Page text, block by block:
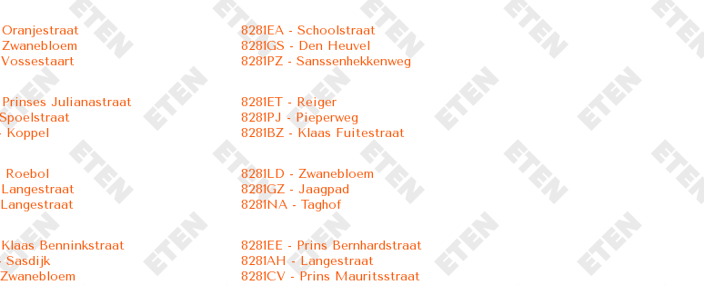
Oranjestraat
8281EA - Schoolstraat
8281GS - Den Heuvel
8281PZ - Sanssenhekkenweg
Prinses Julianastraat
Koppel
8281ET - Reiger
8281PJ - Pieperweg
8281BZ - Klaas Fuitestraat
Roebol
Langestraat
8281LD - Zwanebloem
8281GZ - Jaagpad
8281NA - Taghof
Klaas Benninkstraat
Sasdijk
8281EE - Prins Bernhardstraat
8281AH - Langestraat
8281CV - Prins Mauritsstraat